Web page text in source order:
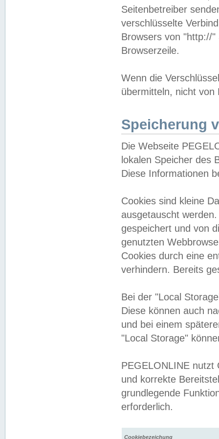
Seitenbetreiber
verschlüsselte
Browsers von "http://
Browserzeile.
Wenn die
übermitteln, nicht von
Speicherung
Die Webseite
lokalen Speicher des
Diese Informationen
Cookies sind kleine
ausgetauscht
gespeichert und von
genutzten
Cookies durch eine
verhindern. Bereits
Bei der "Local
Diese können auch
und bei einem
"Local Storage"
PEGELONLINE nutzt
und korrekte
grundlegende
erforderlich.
Cookiebezeichung